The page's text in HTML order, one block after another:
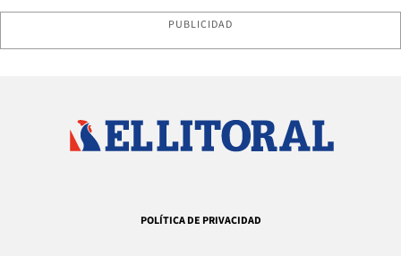
PUBLICIDAD
POLÍTICA DE PRIVACIDAD